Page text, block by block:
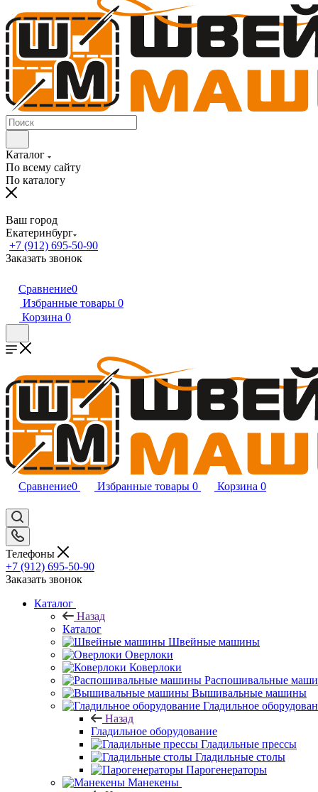
Каталог
По всему сайту
По каталогу
Ваш город
Екатеринбург
+7 (912) 695-50-90
Заказать звонок
Сравнение0
Избранные товары 0
Корзина 0
Сравнение0 Избранные товары 0 Корзина 0
Телефоны
+7 (912) 695-50-90
Заказать звонок
Каталог
Назад
Каталог
Швейные машины
Оверлоки
Коверлоки
Распошивальные
Вышивальные машины
Гладильное
Назад
Гладильное оборудование
Гладильные прессы
Гладильные столы
Парогенераторы
Манекены